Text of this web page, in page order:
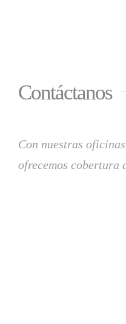
Contáctanos
Con nuestras
ofrecemos cobertura